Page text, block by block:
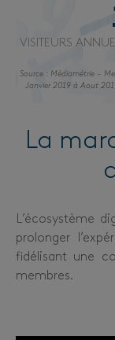
VISITEURS
Source : Médiamétrie –
Janvier 2019 à Aout
La
L’écosystème
prolonger
fidélisant une
membres.